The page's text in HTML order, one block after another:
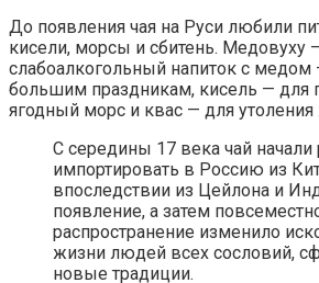
До появления чая на Руси любили
кисели, морсы и сбитень. Медовуху
слабоалкогольный напиток с медом
большим праздникам, кисель — для
ягодный морс и квас — для
С середины 17 века чай начали
импортировать в Россию из
впоследствии из Цейлона и
появление, а затем
распространение изменило
жизни людей всех сословий,
новые традиции.